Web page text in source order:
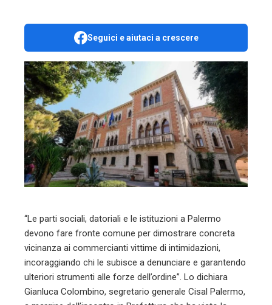
Seguici e aiutaci a crescere
“Le parti sociali, datoriali e le istituzioni a Palermo
devono fare fronte comune per dimostrare concreta
vicinanza ai commercianti vittime di intimidazioni,
incoraggiando chi le subisce a denunciare e garantendo
ulteriori strumenti alle forze dell’ordine”. Lo dichiara
Gianluca Colombino, segretario generale Cisal Palermo,